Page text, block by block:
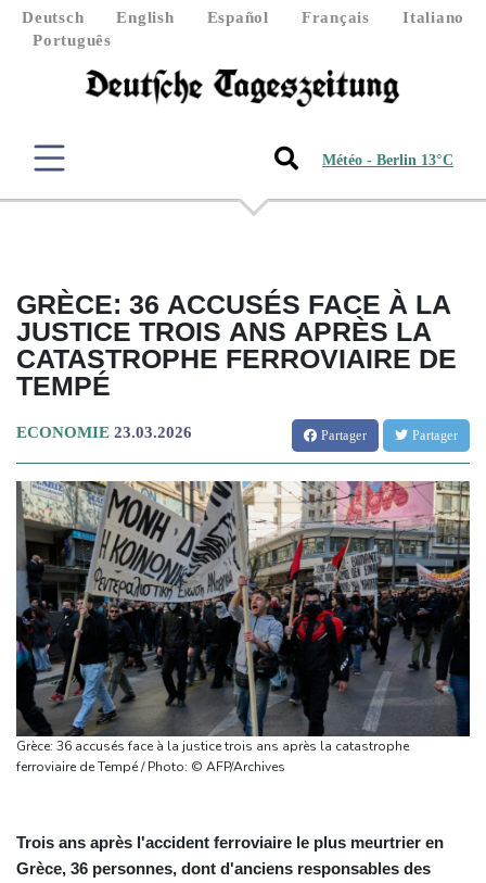
Deutsch English Español Français
Italiano
Português
Météo - Berlin 13°C
GRÈCE: 36 ACCUSÉS FACE À LA
JUSTICE TROIS ANS APRÈS LA
CATASTROPHE FERROVIAIRE DE
TEMPÉ
ECONOMIE 23.03.2026 Partager Partager
Grèce: 36 accusés face à la justice trois ans après la catastrophe
ferroviaire de Tempé / Photo: © AFP/Archives
Trois ans après l'accident ferroviaire le plus meurtrier en
Grèce, 36 personnes, dont d'anciens responsables des